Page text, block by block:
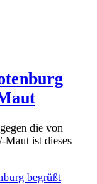
die von
Maut ist dieses
begrüßt